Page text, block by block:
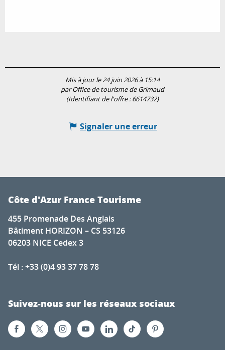
Mis à jour le 24 juin 2026 à 15:14
par Office de tourisme de Grimaud
(Identifiant de l'offre :6614732)
Signaler une erreur
Côte d'Azur France Tourisme
455 Promenade Des Anglais
Bâtiment HORIZON – CS 53126
06203 NICE Cedex 3
Tél : +33 (0)4 93 37 78 78
Suivez-nous sur les réseaux sociaux